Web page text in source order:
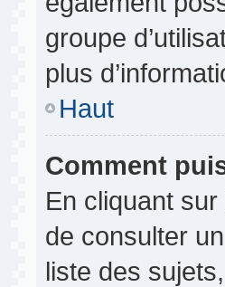
groupe
plus
Haut
Comment
En cliquant
de consulter
liste des